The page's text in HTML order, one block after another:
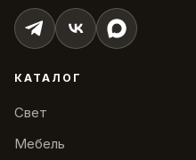
КАТАЛОГ
Свет
Мебель